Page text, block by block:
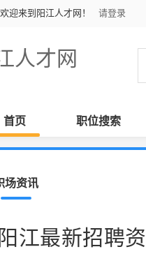
迎来到阳江人才网！ 请登录
人才网
首页 职位搜索
场资讯
阳江最新招聘